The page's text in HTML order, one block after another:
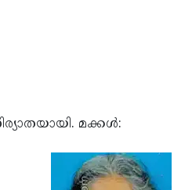
മക്കള്‍: